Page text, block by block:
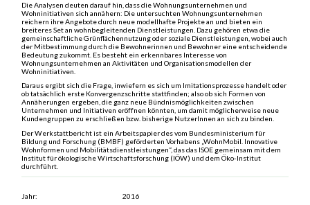
Die Analysen deuten darauf hin, dass die Wohnungsunternehmen und
Wohninitiativen sich annähern: Die untersuchten Wohnungsunternehmen
reichern ihre Angebote durch neue modellhafte Projekte an und bieten ein
breiteres Set an wohnbegleitenden Dienstleistungen. Dazu gehören etwa die
gemeinschaftliche Grünflächennutzung oder soziale Dienstleistungen, wobei auch
der Mitbestimmung durch die Bewohnerinnen und Bewohner eine entscheidende
Bedeutung zukommt. Es besteht ein erkennbares Interesse von
Wohnungsunternehmen an Aktivitäten und Organisationsmodellen der
Wohninitiativen.
Daraus ergibt sich die Frage, inwiefern es sich um Imitationsprozesse handelt oder
ob tatsächlich erste Konvergenzschritte stattfinden; also ob sich Formen von
Annäherungen ergeben, die ganz neue Bündnismöglichkeiten zwischen
Unternehmen und Initiativen eröffnen könnten, um damit möglicherweise neue
Kundengruppen zu erschließen bzw. bisherige NutzerInnen an sich zu binden.
Der Werkstattbericht ist ein Arbeitspapier des vom Bundesministerium für
Bildung und Forschung (BMBF) geförderten Vorhabens „WohnMobil. Innovative
Wohnformen und Mobilitätsdienstleistungen“, das das ISOE gemeinsam mit dem
Institut für ökologische Wirtschaftsforschung (IÖW) und dem Öko-Institut
durchführt.
Jahr:
2016